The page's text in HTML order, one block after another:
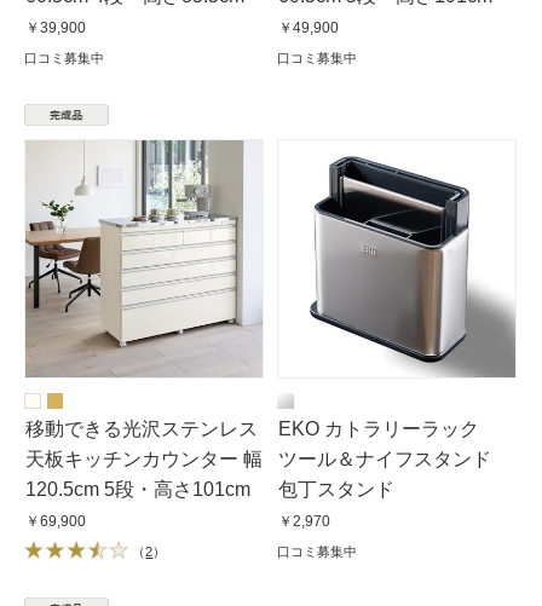
￥39,900
口コミ募集中
￥49,900
口コミ募集中
移動できる光沢ステンレス
天板キッチンカウンター 幅
120.5cm 5段・高さ101cm
￥69,900
（2）
EKO カトラリーラック
ツール＆ナイフスタンド
包丁スタンド
￥2,970
口コミ募集中